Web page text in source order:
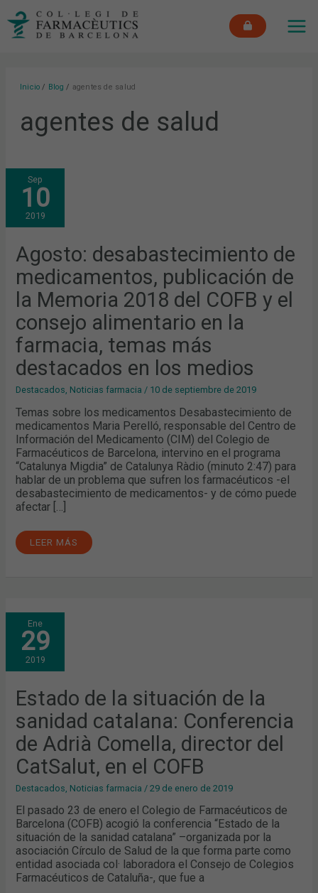
Inicio Blog agentes de salud
agentes de salud
Sep
10
2019
Agosto: desabastecimiento de
medicamentos, publicación de
la Memoria 2018 del COFB y el
consejo alimentario en la
farmacia, temas más
destacados en los medios
Destacados Noticias farmacia / 10 de septiembre de 2019
Temas sobre los medicamentos Desabastecimiento de
medicamentos Maria Perelló, responsable del Centro de
Información del Medicamento (CIM) del Colegio de
Farmacéuticos de Barcelona, intervino en el programa
“Catalunya Migdia” de Catalunya Ràdio (minuto 2:47) para
hablar de un problema que sufren los farmacéuticos -el
desabastecimiento de medicamentos- y de cómo puede
afectar […]
AGOSTO:
DESABASTECIMIENTO
DE
MEDICAMENTOS,
PUBLICACIÓN
DE
LA
DEL
COFB
Y
EL
CONSEJO
ALIMENTARIO
EN
LA
FARMACIA,
MÁS
EN
LOS
MEDIOS
LEER MÁS
Ene
29
2019
Estado de la situación de la
sanidad catalana: Conferencia
de Adrià Comella, director del
CatSalut, en el COFB
Destacados Noticias farmacia /29 de enero de 2019
El pasado 23 de enero el Colegio de Farmacéuticos de
Barcelona (COFB) acogió la conferencia “Estado de la
situación de la sanidad catalana” –organizada por la
asociación Círculo de Salud de la que forma parte como
entidad asociada col· laboradora el Consejo de Colegios
Farmacéuticos de Cataluña-, que fue a
ESTADO
DE
LA
SITUACIÓN
DE
LA
SANIDAD
CONFERENCIA
DE
ADRIÀ
COMELLA,
DIRECTOR
DEL
CATSALUT,
EN
EL
COFB